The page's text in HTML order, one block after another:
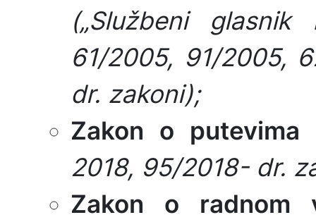
(„Službeni
61/2005, 91/2005,
dr. zakoni);
Zakon o putevima
2018, 95/2018- dr.
Zakon o radnom